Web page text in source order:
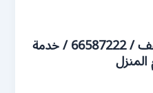
رقم كهربائي سيارات المنقف / 66587222 / خدمة